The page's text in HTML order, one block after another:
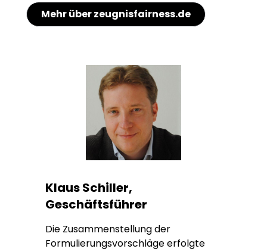
Mehr über zeugnisfairness.de
Klaus Schiller,
Geschäftsführer
Die Zusammenstellung der
Formulierungsvorschläge erfolgte